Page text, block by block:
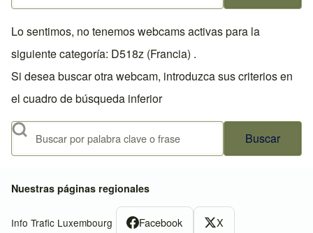
Lo sentimos, no tenemos webcams activas para la
siguiente categoría: D518z (Francia) .
Si desea buscar otra webcam, introduzca sus criterios en
el cuadro de búsqueda inferior
Buscar
Nuestras páginas regionales
Info Trafic Luxembourg Facebook X